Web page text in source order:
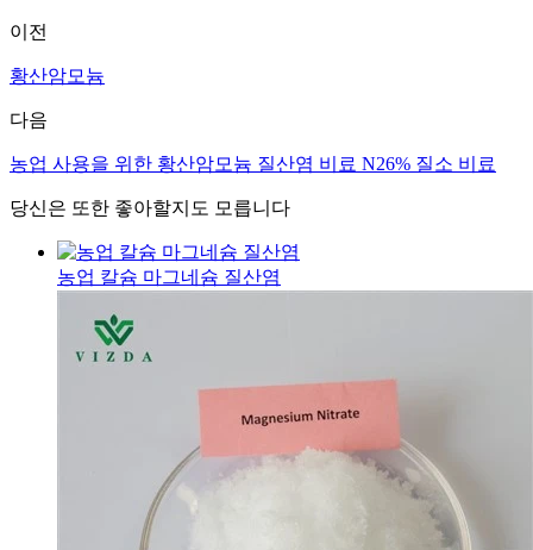
이전
황산암모늄
다음
농업 사용을 위한 황산암모늄 질산염 비료 N26% 질소 비료
당신은 또한 좋아할지도 모릅니다
농업 칼슘 마그네슘 질산염